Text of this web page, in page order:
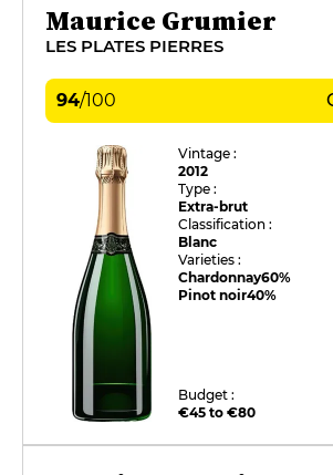
Maurice Grumier
LES PLATES PIERRES
94/100
Vintage :
2012
Type :
Extra-brut
Classification :
Blanc
Varieties :
Chardonnay60%
Pinot noir40%
Budget :
€45 to €80